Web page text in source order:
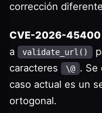
corrección
CVE-2026-45400
a
validate_url()
caracteres
\@ . Se
caso actual es un
ortogonal.